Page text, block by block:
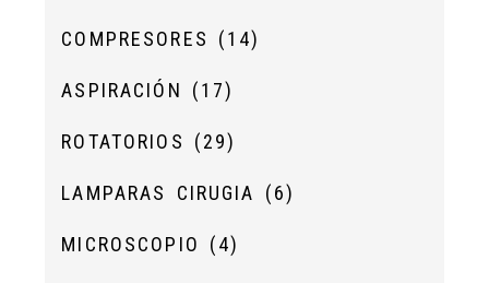
COMPRESORES (14)
ASPIRACIÓN (17)
ROTATORIOS (29)
LAMPARAS CIRUGIA (6)
MICROSCOPIO (4)